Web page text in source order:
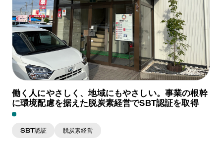
働く人にやさしく、地域にもやさしい。事業の根幹
に環境配慮を据えた脱炭素経営でSBT認証を取得
SBT認証 脱炭素経営